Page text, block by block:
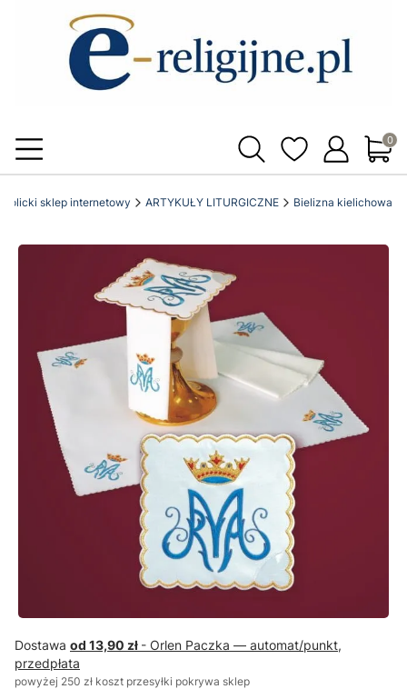
sklep internetowy ARTYKUŁY LITURGICZNE Bielizna kielichowa
Dostawa od 13,90 zł - Orlen Paczka — automat/punkt,
przedpłata
powyżej 250 zł koszt przesyłki pokrywa sklep